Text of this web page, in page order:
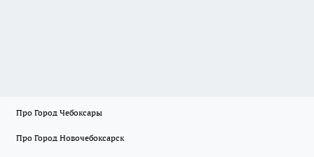
Про Город Чебоксары
Про Город Новочебоксарск